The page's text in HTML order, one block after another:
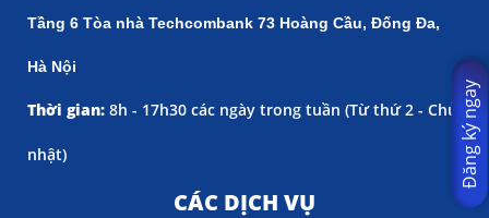
Tầng 6 Tòa nhà Techcombank 73 Hoàng Cầu, Đống Đa,
Hà Nội
Thời gian: 8h - 17h30 các ngày trong tuần (Từ thứ 2 - Chủ
nhật)
CÁC DỊCH VỤ
Đăng ký ngay